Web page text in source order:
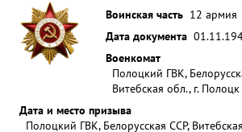
Воинская часть 12 армия
Дата документа
Военкомат
Полоцкий ГВК,
Витебская обл., г. Полоцк
Дата и место призыва
Полоцкий ГВК, Белорусская ССР,